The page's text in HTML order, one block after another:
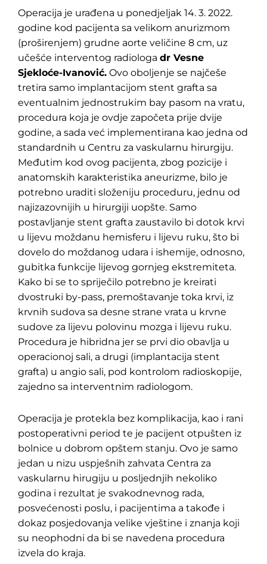
Operacija je urađena u ponedjeljak 14. 3. 2022.
godine kod pacijenta sa velikom anurizmom
(proširenjem) grudne aorte veličine 8 cm, uz
učešće interventog radiologa dr Vesne
Sjekloće-Ivanović. Ovo oboljenje se najčeše
tretira samo implantacijom stent grafta sa
eventualnim jednostrukim bay pasom na vratu,
procedura koja je ovdje započeta prije dvije
godine, a sada već implementirana kao jedna od
standardnih u Centru za vaskularnu hirurgiju.
Međutim kod ovog pacijenta, zbog pozicije i
anatomskih karakteristika aneurizme, bilo je
potrebno uraditi složeniju proceduru, jednu od
najizazovnijih u hirurgiji uopšte. Samo
postavljanje stent grafta zaustavilo bi dotok krvi
u lijevu moždanu hemisferu i lijevu ruku, što bi
dovelo do moždanog udara i ishemije, odnosno,
gubitka funkcije lijevog gornjeg ekstremiteta.
Kako bi se to spriječilo potrebno je kreirati
dvostruki by-pass, premoštavanje toka krvi, iz
krvnih sudova sa desne strane vrata u krvne
sudove za lijevu polovinu mozga i lijevu ruku.
Procedura je hibridna jer se prvi dio obavlja u
operacionoj sali, a drugi (implantacija stent
grafta) u angio sali, pod kontrolom radioskopije,
zajedno sa interventnim radiologom.
Operacija je protekla bez komplikacija, kao i rani
postoperativni period te je pacijent otpušten iz
bolnice u dobrom opštem stanju. Ovo je samo
jedan u nizu uspješnih zahvata Centra za
vaskularnu hirugiju u posljednjih nekoliko
godina i rezultat je svakodnevnog rada,
posvećenosti poslu, i pacijentima a takođe i
dokaz posjedovanja velike vještine i znanja koji
su neophodni da bi se navedena procedura
izvela do kraja.